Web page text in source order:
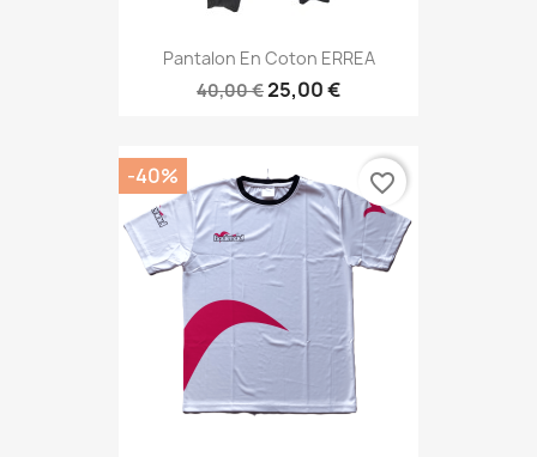
Pantalon En Coton ERREA
40,00 €25,00 €
-40% favorite_border